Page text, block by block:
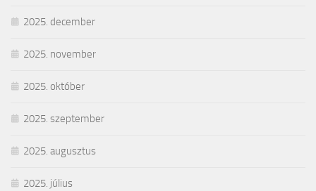
2025. december
2025. november
2025. október
2025. szeptember
2025. augusztus
2025. július